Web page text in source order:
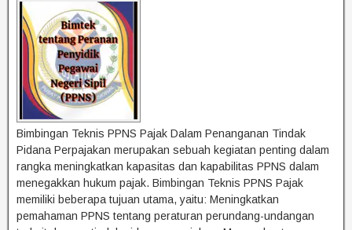
Bimbingan Teknis PPNS Pajak Dalam Penanganan Tindak
Pidana Perpajakan merupakan sebuah kegiatan penting dalam
rangka meningkatkan kapasitas dan kapabilitas PPNS dalam
menegakkan hukum pajak. Bimbingan Teknis PPNS Pajak
memiliki beberapa tujuan utama, yaitu: Meningkatkan
pemahaman PPNS tentang peraturan perundang-undangan